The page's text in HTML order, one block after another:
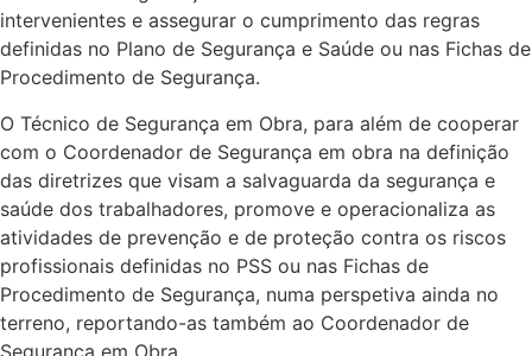
intervenientes e assegurar o cumprimento das regras
definidas no Plano de Segurança e Saúde ou nas Fichas de
Procedimento de Segurança.
O Técnico de Segurança em Obra, para além de cooperar
com o Coordenador de Segurança em obra na definição
das diretrizes que visam a salvaguarda da segurança e
saúde dos trabalhadores, promove e operacionaliza as
atividades de prevenção e de proteção contra os riscos
profissionais definidas no PSS ou nas Fichas de
Procedimento de Segurança, numa perspetiva ainda no
terreno, reportando-as também ao Coordenador de
Segurança em Obra.